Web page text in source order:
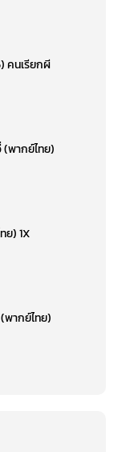
คนเรียกผี
(พากย์ไทย)
ย) 1X
พากย์ไทย)